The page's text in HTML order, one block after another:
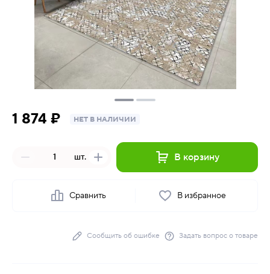
1 874 ₽ НЕТ В НАЛИЧИИ
шт. В корзину
Сравнить В избранное
Сообщить об ошибке Задать вопрос о товаре